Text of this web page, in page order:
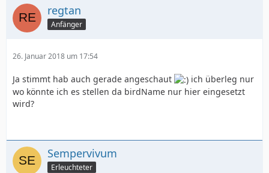
regtan
Anfänger
26. Januar 2018 um 17:54
Ja stimmt hab auch gerade angeschaut
ich überleg nur
wo könnte ich es stellen da birdName nur hier eingesetzt
wird?
Sempervivum
Erleuchteter